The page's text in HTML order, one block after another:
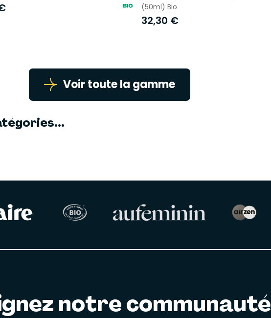
(50ml) Bio
32,30 €
Voir toute la gamme
notre communauté